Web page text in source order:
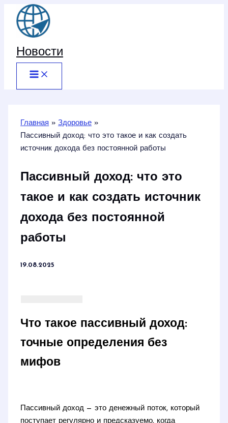
Перейти
содержимому
Новости
Главная
Здоровье
Пассивный доход: что это такое и как создать
источник дохода без постоянной работы
Пассивный доход: что это
такое и как создать источник
дохода без постоянной
работы
19.08.2025
Что такое пассивный доход:
точные определения без
мифов
Пассивный доход — это денежный поток, который
поступает регулярно и предсказуемо, когда